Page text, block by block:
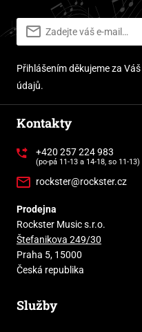
Přihlášením děkujeme za Váš
údajů.
Kontakty
+420 257 224 983
(po-pá 11-13 a 14-18, so 11-13)
rockster@rockster.cz
Prodejna
Rockster Music s.r.o.
Štefanikova 249/30
Praha 5, 15000
Česká republika
Služby